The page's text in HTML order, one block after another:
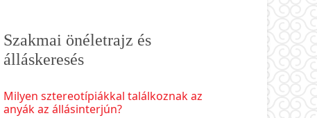
Szakmai önéletrajz és
álláskeresés
Milyen sztereotípiákkal találkoznak az
anyák az állásinterjún?